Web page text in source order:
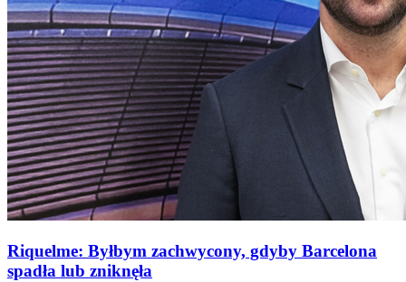
Riquelme: Byłbym zachwycony, gdyby Barcelona
spadła lub zniknęła